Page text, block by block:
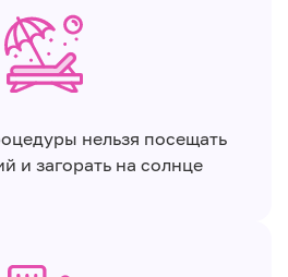
нельзя посещать
и загорать на солнце